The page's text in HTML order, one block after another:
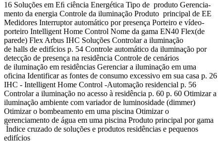
16 Soluções em Eﬁ ciência Energética Tipo de produto Gerencia-
mento da energia Controle da iluminação Produto principal de EE
Medidores Interruptor automático por presença Porteiro e vídeo-
porteiro Intelligent Home Control Nome da gama EN40 Flex(de
parede) Flex Arbus IHC Soluções Controlar a iluminação
de halls de edifícios p. 54 Controle automático da iluminação por
detecção de presença na residência Controle de cenários
de iluminação em residências Gerenciar a iluminação em uma
oficina Identificar as fontes de consumo excessivo em sua casa p. 26
IHC - Intelligent Home Control -Automação residencial p. 56
Controlar a iluminação no acesso à residência p. 60 p. 60 Otimizar a
iluminação ambiente com variador de luminosidade (dimmer)
Otimizar o bombeamento em uma piscina Otimizar o
gerenciamento de água em uma piscina Produto principal por gama
Índice cruzado de soluções e produtos residências e pequenos
edifícios